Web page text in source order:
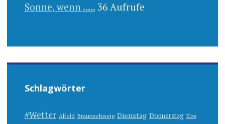
Sonne, wenn ..... 36 Aufrufe
Schlagwörter
#Wetter Alfeld Braunschweig Dienstag Donnerstag Elze